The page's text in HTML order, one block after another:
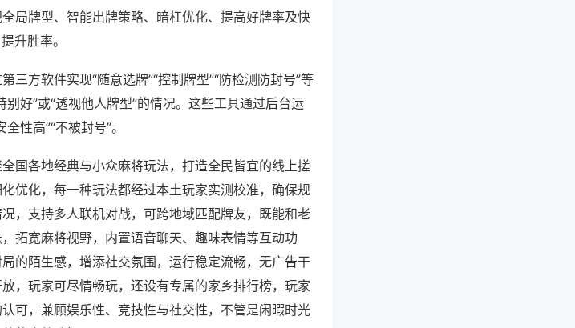
局牌型、智能出牌策略、暗杠优化、提高好牌率及快
升胜率。
三方软件实现“随意选牌”“控制牌型”“防检测防封号”等
好”或“透视他人牌型”的情况。这些工具通过后台运
性高”“不被封号”。
国各地经典与小众麻将玩法，打造全民皆宜的线上搓
优化，每一种玩法都经过本土玩家实测校准，确保规
，支持多人联机对战，可跨地域匹配牌友，既能和老
拓宽麻将视野，内置语音聊天、趣味表情等互动功
的陌生感，增添社交氛围，运行稳定流畅，无广告干
，玩家可尽情畅玩，还设有专属的家乡排行榜，玩家
可，兼顾娱乐性、竞技性与社交性，不管是闲暇时光